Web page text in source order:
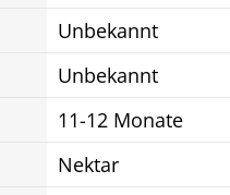
Unbekannt
Unbekannt
11-12 Monate
Nektar